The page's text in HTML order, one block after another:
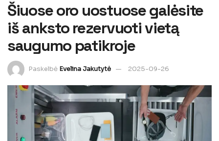
Šiuose oro uostuose galėsite
iš anksto rezervuoti vietą
saugumo patikroje
Paskelbė Evelina Jakutytė 2025-09-26